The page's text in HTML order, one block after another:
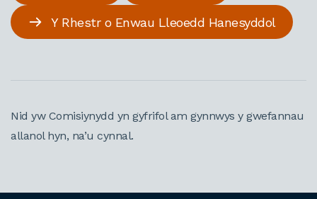
Y Rhestr o Enwau Lleoedd Hanesyddol
Nid yw Comisiynydd yn gyfrifol am gynnwys y gwefannau
allanol hyn, na’u cynnal.